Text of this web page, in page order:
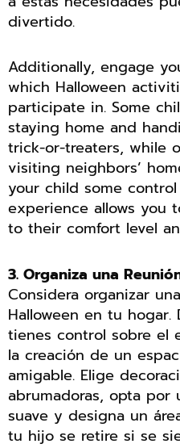
divertido.
Additionally, engage
which Halloween
participate in. Some
staying home and
trick-or-treaters, while
visiting neighbors’
your child some
experience allows you
to their comfort level
3. Organiza una
Considera organizar
Halloween en tu hogar.
tienes control sobre el
la creación de un
amigable. Elige
abrumadoras, opta por
suave y designa un
tu hijo se retire si se